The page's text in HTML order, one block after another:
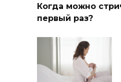
Когда можно
первый раз?